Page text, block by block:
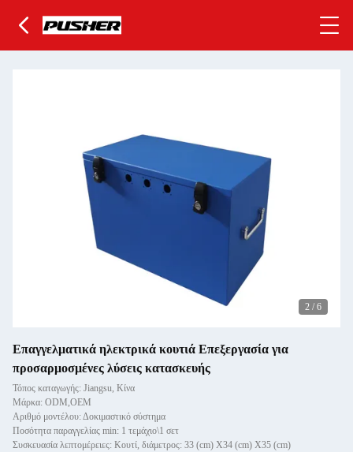
2 / 6
Επαγγελματικά ηλεκτρικά κουτιά Επεξεργασία για
προσαρμοσμένες λύσεις κατασκευής
Τόπος καταγωγής: Jiangsu, Κίνα
Μάρκα: ODM,OEM
Αριθμό μοντέλου: Δοκιμαστικό σύστημα
Ποσότητα παραγγελίας min: 1 τεμάχιο\1 σετ
Συσκευασία λεπτομέρειες: Κουτί, διάμετρος: 33 (cm) X34 (cm) X35 (cm)